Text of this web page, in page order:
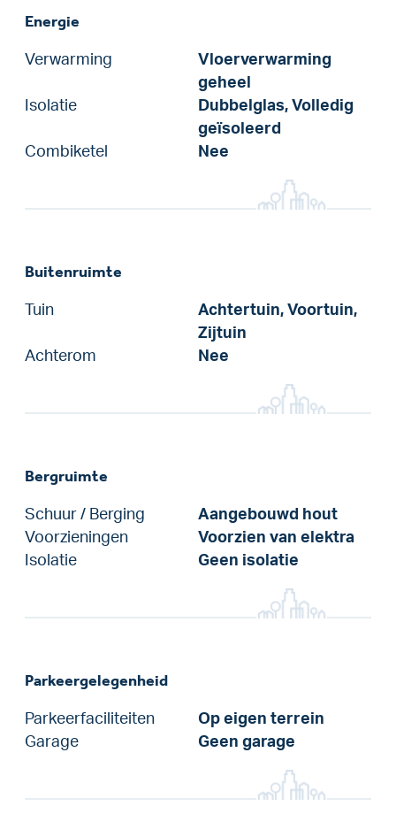
Energie
Verwarming
Vloerverwarming
geheel
Isolatie
Dubbelglas, Volledig
geïsoleerd
Combiketel
Nee
Buitenruimte
Tuin
Achtertuin, Voortuin,
Zijtuin
Achterom
Nee
Bergruimte
Schuur / Berging
Aangebouwd hout
Voorzieningen
Voorzien van elektra
Isolatie
Geen isolatie
Parkeergelegenheid
Parkeerfaciliteiten
Op eigen terrein
Garage
Geen garage